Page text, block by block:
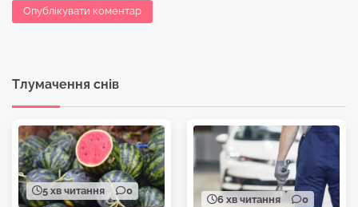
Тлумачення снів
5 хв читання 0
6 хв читання 0